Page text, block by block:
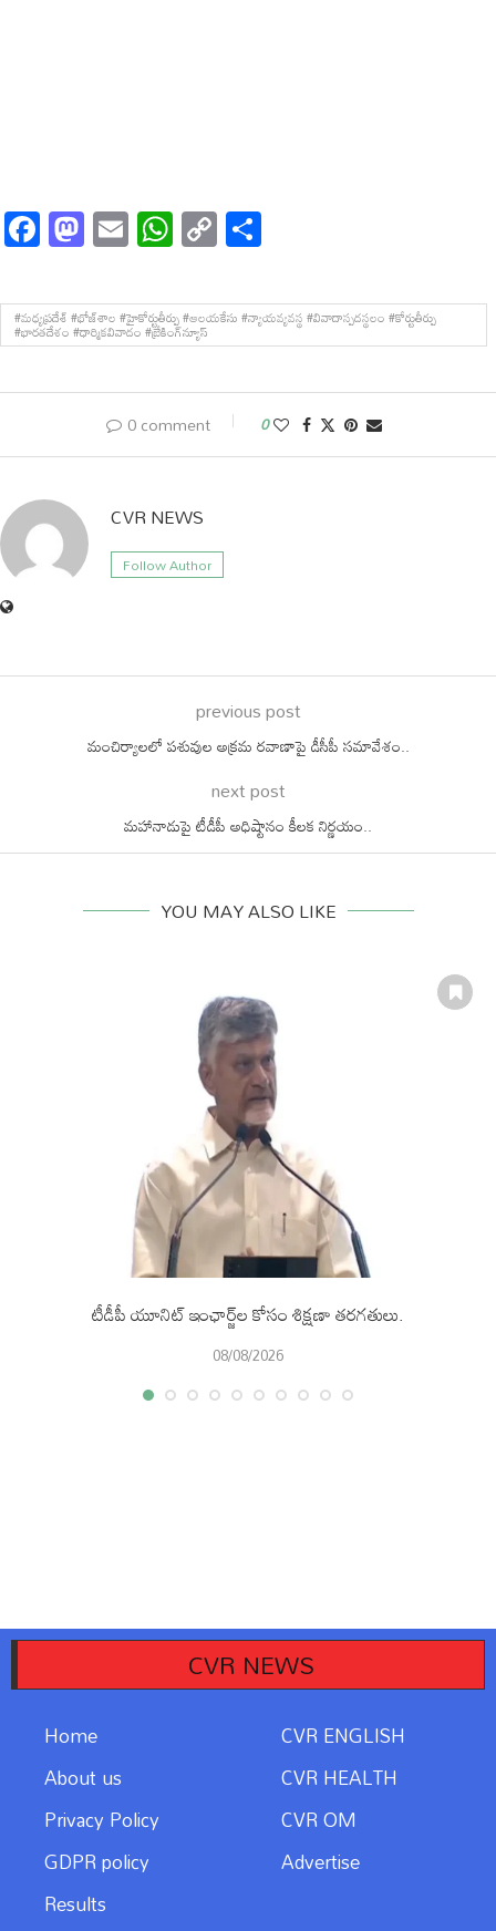
Facebook
Mastodon
EmailWhatsApp
Copy
Link
#మధ్యప్రదేశ్ #భోజ్‌శాల #హైకోర్టుతీర్పు #ఆలయకేసు #న్యాయవ్యవస్థ #వివాదాస్పదస్థలం #కోర్టుతీర్పు
#భారతదేశం #ధార్మికవివాదం #బ్రేకింగ్‌న్యూస్
0 comment 0
CVR NEWS
Follow Author
previous post
మంచిర్యాలలో పశువుల అక్రమ రవాణాపై డీసీపీ సమావేశం..
next post
మహానాడుపై టీడీపీ అధిష్టానం కీలక నిర్ణయం..
YOU MAY ALSO LIKE
టీడీపీ యూనిట్ ఇంఛార్జ్‌ల కోసం శిక్షణా తరగతులు.
08/08/2026
CVR NEWS
Home
CVR ENGLISH
About us
CVR HEALTH
Privacy Policy
CVR OM
GDPR policy
Advertise
Results